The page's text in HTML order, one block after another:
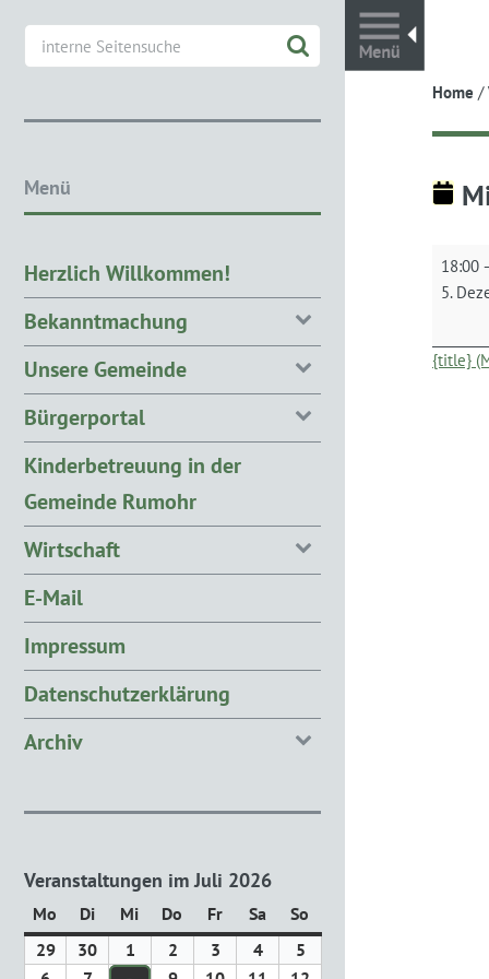
Home /
DG
18:00
5.
{title}
Menü
Herzlich Willkommen!
Bekanntmachung
Unsere Gemeinde
Bürgerportal
Kinderbetreuung in der
Gemeinde Rumohr
Wirtschaft
E-Mail
Impressum
Datenschutzerklärung
Archiv
Veranstaltungen im Juli 2026
Mo Montag
DiDienstag
Mi Mittwoch
Do Donnerstag
FrFreitag
Sa Samstag
So
2929.30 1 2 3 44.
5